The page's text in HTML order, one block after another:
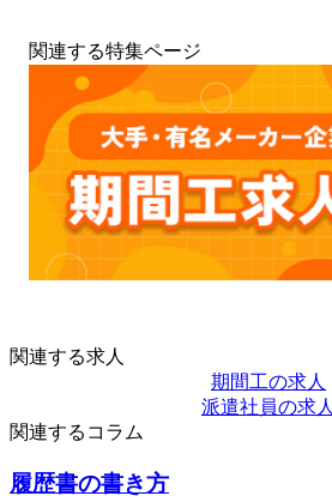
関連する特集ページ
関連する求人
期間工の求人
派遣社員の求人
関連するコラム
履歴書の書き方